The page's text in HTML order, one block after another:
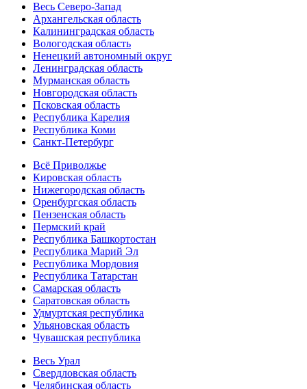
Весь Северо-Запад
Архангельская область
Калининградская область
Вологодская область
Ненецкий автономный округ
Ленинградская область
Мурманская область
Новгородская область
Псковская область
Республика Карелия
Республика Коми
Санкт-Петербург
Всё Приволжье
Кировская область
Нижегородская область
Оренбургская область
Пензенская область
Пермский край
Республика Башкортостан
Республика Марий Эл
Республика Мордовия
Республика Татарстан
Самарская область
Саратовская область
Удмуртская республика
Ульяновская область
Чувашская республика
Весь Урал
Свердловская область
Челябинская область